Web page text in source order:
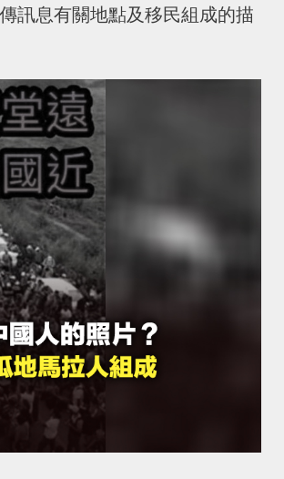
訊息有關地點及移民組成的描